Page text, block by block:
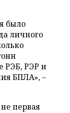
было
личного
РЭБ, РЭР и
БПЛА», –
первая